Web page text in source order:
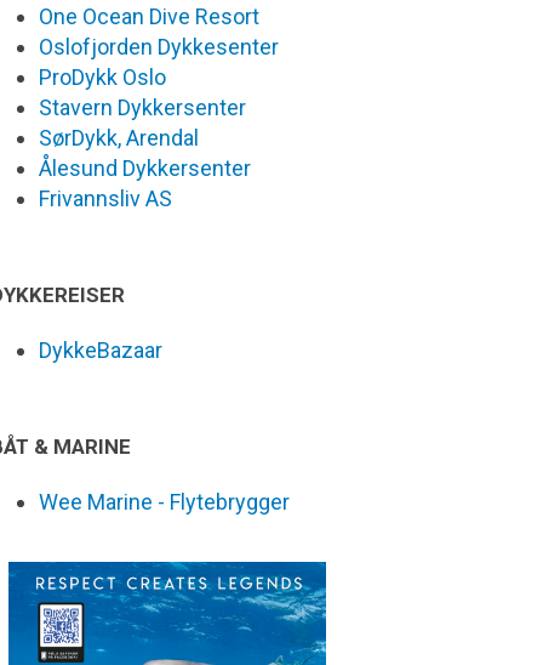
One Ocean Dive Resort
Oslofjorden Dykkesenter
ProDykk Oslo
Stavern Dykkersenter
SørDykk, Arendal
Ålesund Dykkersenter
Frivannsliv AS
DykkeBazaar
& MARINE
Wee Marine - Flytebrygger